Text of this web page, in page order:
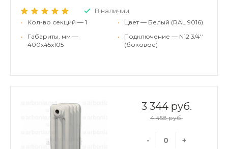
В наличии
•
Кол-во секций — 1
•
Габариты, мм —
400x45x105
•
Цвет — Белый (RAL 9016)
•
Подключение — N12 3/4''
(боковое)
3 344 руб.
4 458 руб.
- +